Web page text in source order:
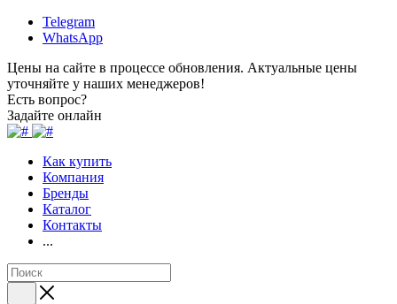
Telegram
WhatsApp
Цены на сайте в процессе обновления. Актуальные цены
уточняйте у наших менеджеров!
Есть вопрос?
Задайте онлайн
Как купить
Компания
Бренды
Каталог
Контакты
...